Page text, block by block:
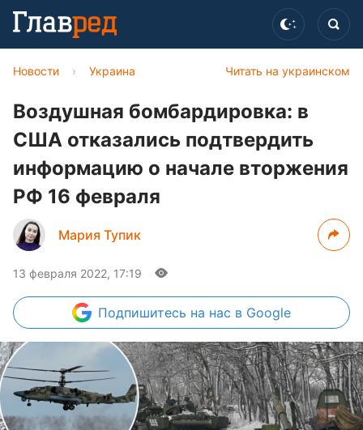
Читать на украинском
Новости › Украина
Воздушная бомбардировка: в
США отказались подтвердить
информацию о начале вторжения
РФ 16 февраля
Мария Тупик
13 февраля 2022, 17:19
Подпишитесь на нас в Google